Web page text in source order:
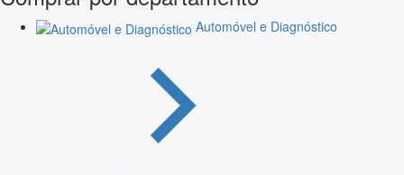
Automóvel e Diagnóstico